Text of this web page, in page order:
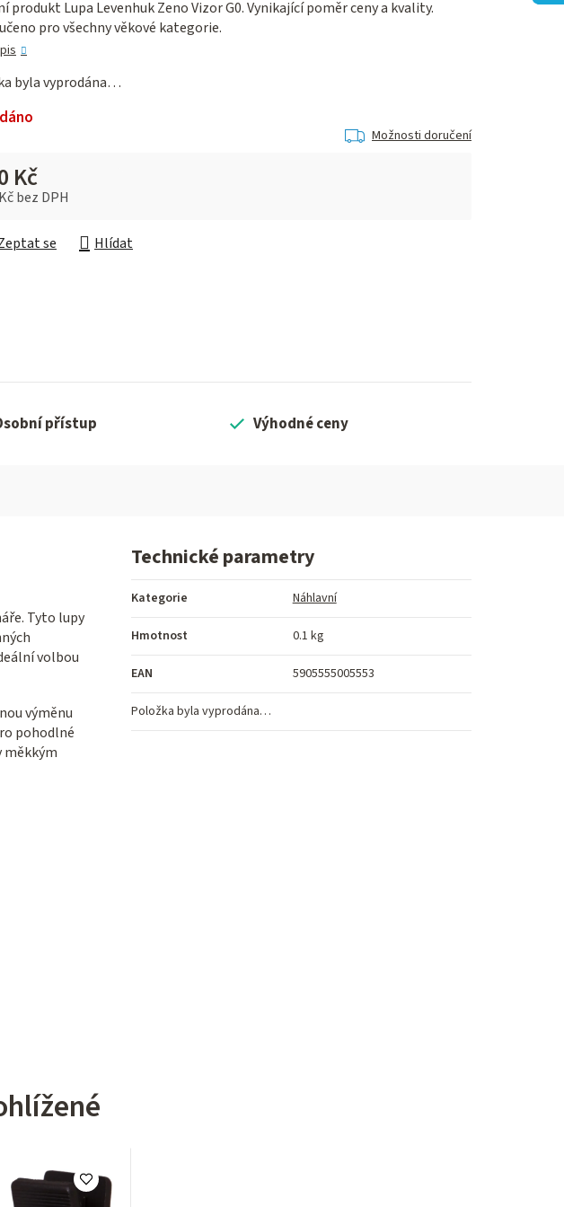
produkt Lupa Levenhuk Zeno Vizor G0. Vynikající poměr ceny a kvality.
pro všechny věkové kategorie.
byla vyprodána…
Možnosti doručení
Kč
bez DPH
se
Hlídat
přístup Výhodné ceny
Tyto lupy
volbou
výměnu
pohodlné
měkkým
Technické parametry
Kategorie Náhlavní
Hmotnost 0.1 kg
EAN 5905555005553
Položka byla vyprodána…